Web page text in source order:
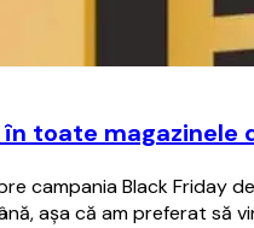
toate magazinele
campania Black Friday
aşa că am preferat să